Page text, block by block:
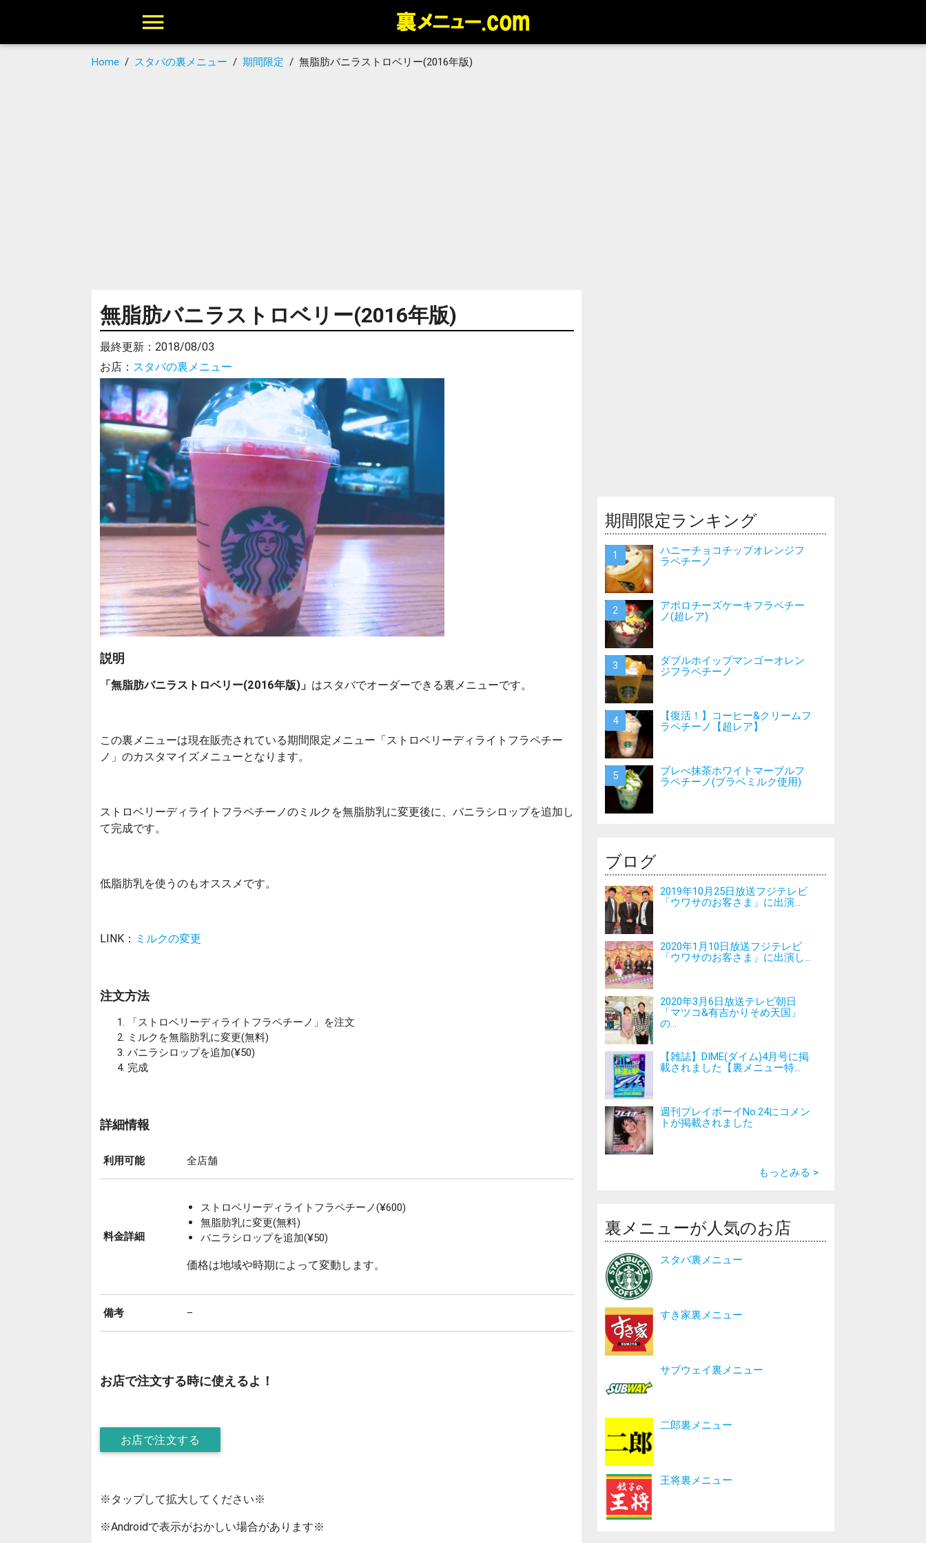
Home / スタバの裏メニュー /期間限定 /無脂肪バニラストロベリー(2016年版)
無脂肪バニラストロベリー(2016年版)
最終更新： 2018/08/03
お店： スタバの裏メニュー
説明
「無脂肪バニラストロベリー(2016年版)」 はスタバでオーダーできる裏メニューです。
この裏メニューは現在販売されている期間限定メニュー「ストロベリーディライトフラペチー
ノ」のカスタマイズメニューとなります。
ストロベリーディライトフラペチーノのミルクを無脂肪乳に変更後に、バニラシロップを追加し
て完成です。
低脂肪乳を使うのもオススメです。
LINK： ミルクの変更
注文方法
「ストロベリーディライトフラペチーノ」を注文
ミルクを無脂肪乳に変更(無料)
バニラシロップを追加(¥50)
完成
詳細情報
利用可能 全店舗
料金詳細
ストロベリーディライトフラペチーノ(¥600)
無脂肪乳に変更(無料)
バニラシロップを追加(¥50)
価格は地域や時期によって変動します。
備考 –
お店で注文する時に使えるよ！
お店で注文する
※タップして拡大してください※
※Androidで表示がおかしい場合があります※
期間限定ランキング
ハニーチョコチップオレンジフ
ラペチーノ
アポロチーズケーキフラペチー
ノ(超レア)
ダブルホイップマンゴーオレン
ジフラペチーノ
【復活！】コーヒー&クリームフ
ラペチーノ【超レア】
ブレべ抹茶ホワイトマーブルフ
ラペチーノ(ブラベミルク使用)
ブログ
2019年10月25日放送フジテレビ
「ウワサのお客さま」に出演...
2020年1月10日放送フジテレビ
「ウワサのお客さま」に出演し...
2020年3月6日放送テレビ朝日
「マツコ&有吉かりそめ天国」
の...
【雑誌】DIME(ダイム)4月号に掲
載されました【裏メニュー特...
週刊プレイボーイNo.24にコメン
トが掲載されました
もっとみる >
裏メニューが人気のお店
スタバ裏メニュー
すき家裏メニュー
サブウェイ裏メニュー
二郎裏メニュー
王将裏メニュー